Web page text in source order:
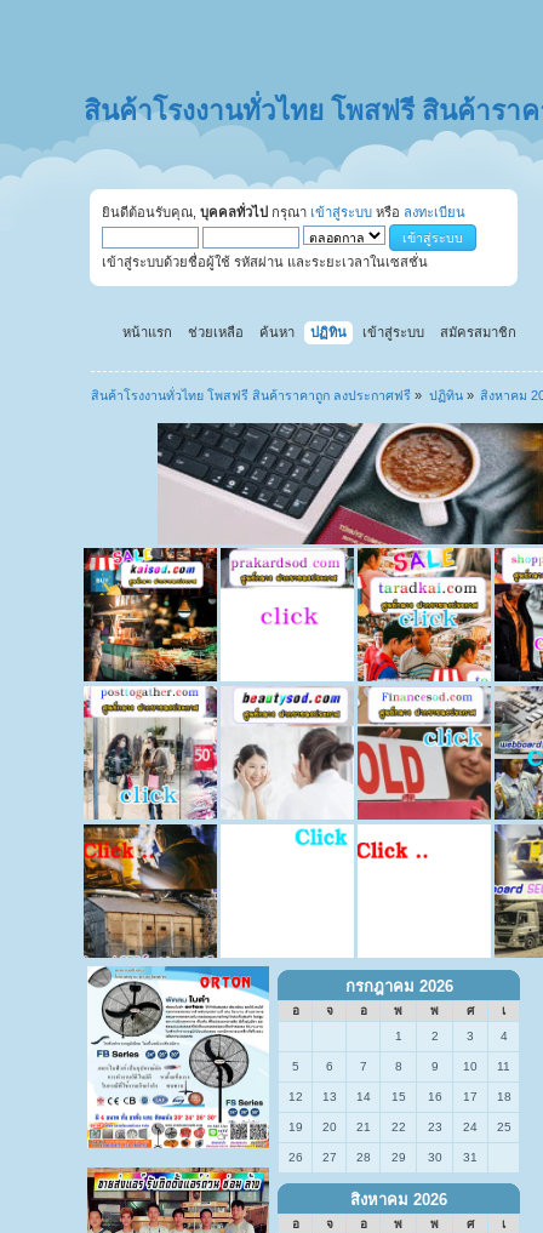
สินค้าโรงงานทั่วไทย โพสฟรี สินค้ารา
ยินดีต้อนรับคุณ, บุคคลทั่วไป กรุณา เข้าสู่ระบบ หรือ ลงทะเบียน
เข้าสู่ระบบด้วยชื่อผู้ใช้ รหัสผ่าน และระยะเวลาในเซสชั่น
หน้าแรก ช่วยเหลือ ค้นหา ปฏิทิน เข้าสู่ระบบ สมัครสมาชิก
สินค้าโรงงานทั่วไทย โพสฟรี สินค้าราคาถูก ลงประกาศฟรี » ปฏิทิน» สิงหาคม
กรกฎาคม 2026
อ จ อ พ พ ศ
เ
1
2 3 4
5 6 7 8 9 10 11
12 13 14 15 16 17 18
19 20 21 22 23 24 25
26 27 28 29 30 31
สิงหาคม 2026
อ จ อ พ พ ศ
เ